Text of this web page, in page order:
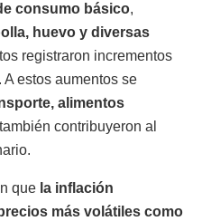
consumo básico,
huevo y diversas
registraron incrementos
estos aumentos se
alimentos
contribuyeron al
que la inflación
más volátiles como